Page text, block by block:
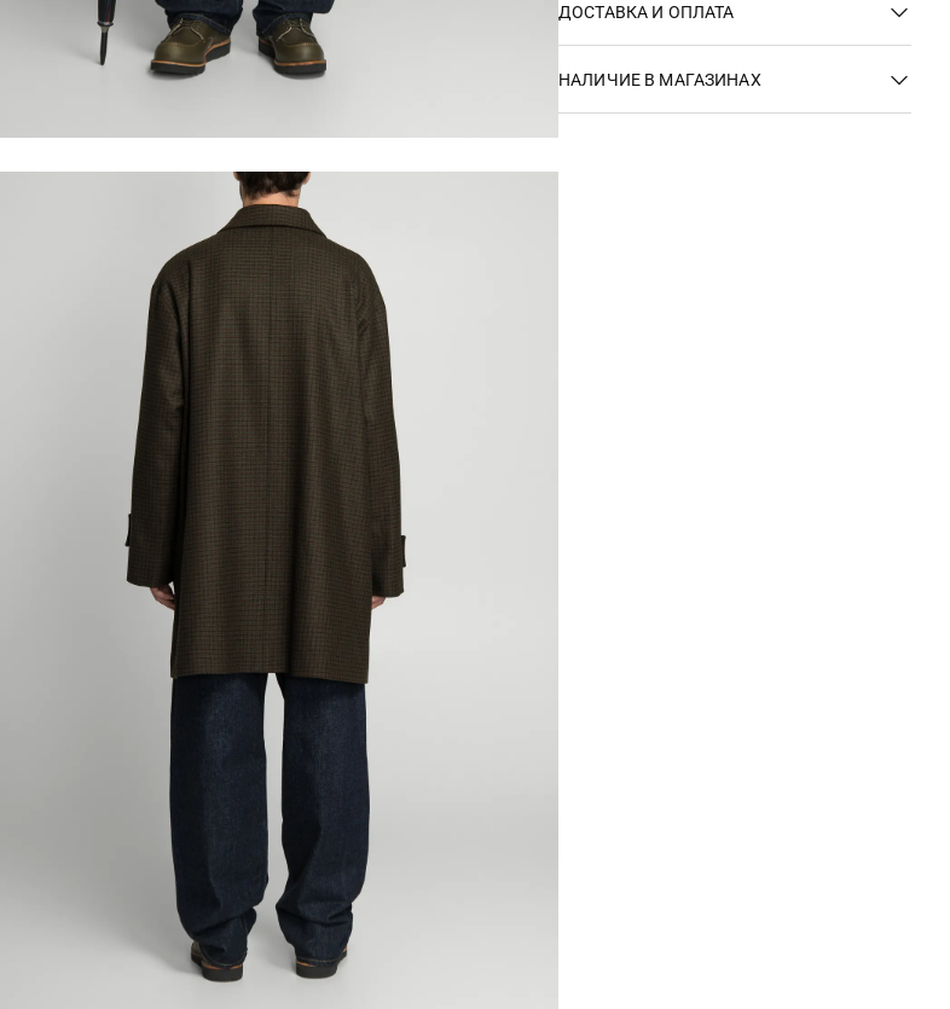
ДОСТАВКА И ОПЛАТА
НАЛИЧИЕ В МАГАЗИНАХ